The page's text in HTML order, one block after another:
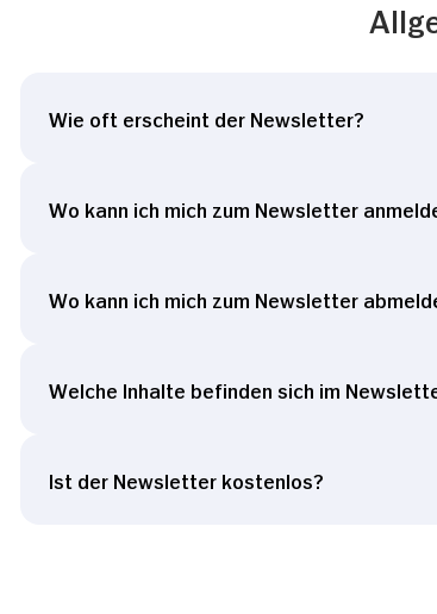
Wie oft erscheint der Newsletter?
Wo kann ich mich zum Newsletter
Wo kann ich mich zum Newsletter
Welche Inhalte befinden sich im
Ist der Newsletter kostenlos?